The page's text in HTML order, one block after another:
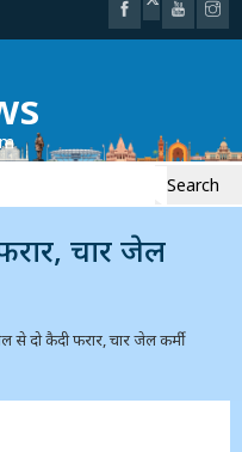
चार जेल
से दो कैदी फरार, चार जेल कर्मी